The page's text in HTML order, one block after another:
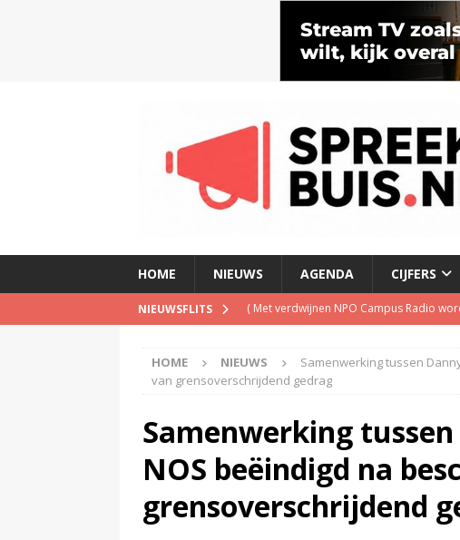
HOME NIEUWS AGENDA CIJFERS
NIEUWSFLITS ( Met verdwijnen NPO Campus Radio
(PowNed doet aangifte na belaging
(Is de opgelegde boete een peulenschil
HOME NIEUWS
Samenwerking tussen
van grensoverschrijdend gedrag
Samenwerking
NOS beëindigd na
grensoverschrijdend